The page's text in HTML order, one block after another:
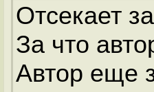
Отсекает
За что
Автор еще